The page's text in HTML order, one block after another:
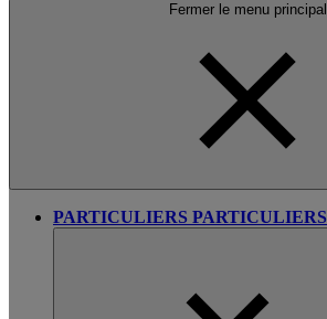
Fermer le menu principal
PARTICULIERS PARTICULIERS